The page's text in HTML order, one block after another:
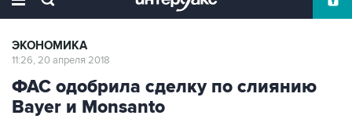
ЭКОНОМИКА
11:26, 20 апреля 2018
ФАС одобрила сделку по слиянию
Bayer и Monsanto